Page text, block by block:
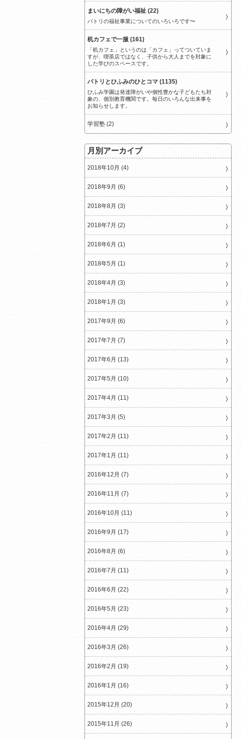
まいにちの障がい福祉 (22)
パトリの福祉事業についてのいろいろです〜
机カフェで一服 (161)
「机カフェ」というのは「カフェ」ってついていま
すが、喫茶店ではなく、子供から大人までを対象に
した学びのスペースです。
パトリとひふみのひとコマ (1135)
ひふみ学園は発達障がいや個性豊かな子どもたち対
象の、個別教育機関です。毎日のいろんな出来事を
お知らせします。
学習塾 (2)
月別アーカイブ
2018年10月 (4)
2018年9月 (6)
2018年8月 (3)
2018年7月 (2)
2018年6月 (1)
2018年5月 (1)
2018年4月 (3)
2018年1月 (3)
2017年9月 (6)
2017年7月 (7)
2017年6月 (13)
2017年5月 (10)
2017年4月 (11)
2017年3月 (5)
2017年2月 (11)
2017年1月 (11)
2016年12月 (7)
2016年11月 (7)
2016年10月 (11)
2016年9月 (17)
2016年8月 (6)
2016年7月 (11)
2016年6月 (22)
2016年5月 (23)
2016年4月 (29)
2016年3月 (26)
2016年2月 (19)
2016年1月 (16)
2015年12月 (20)
2015年11月 (26)